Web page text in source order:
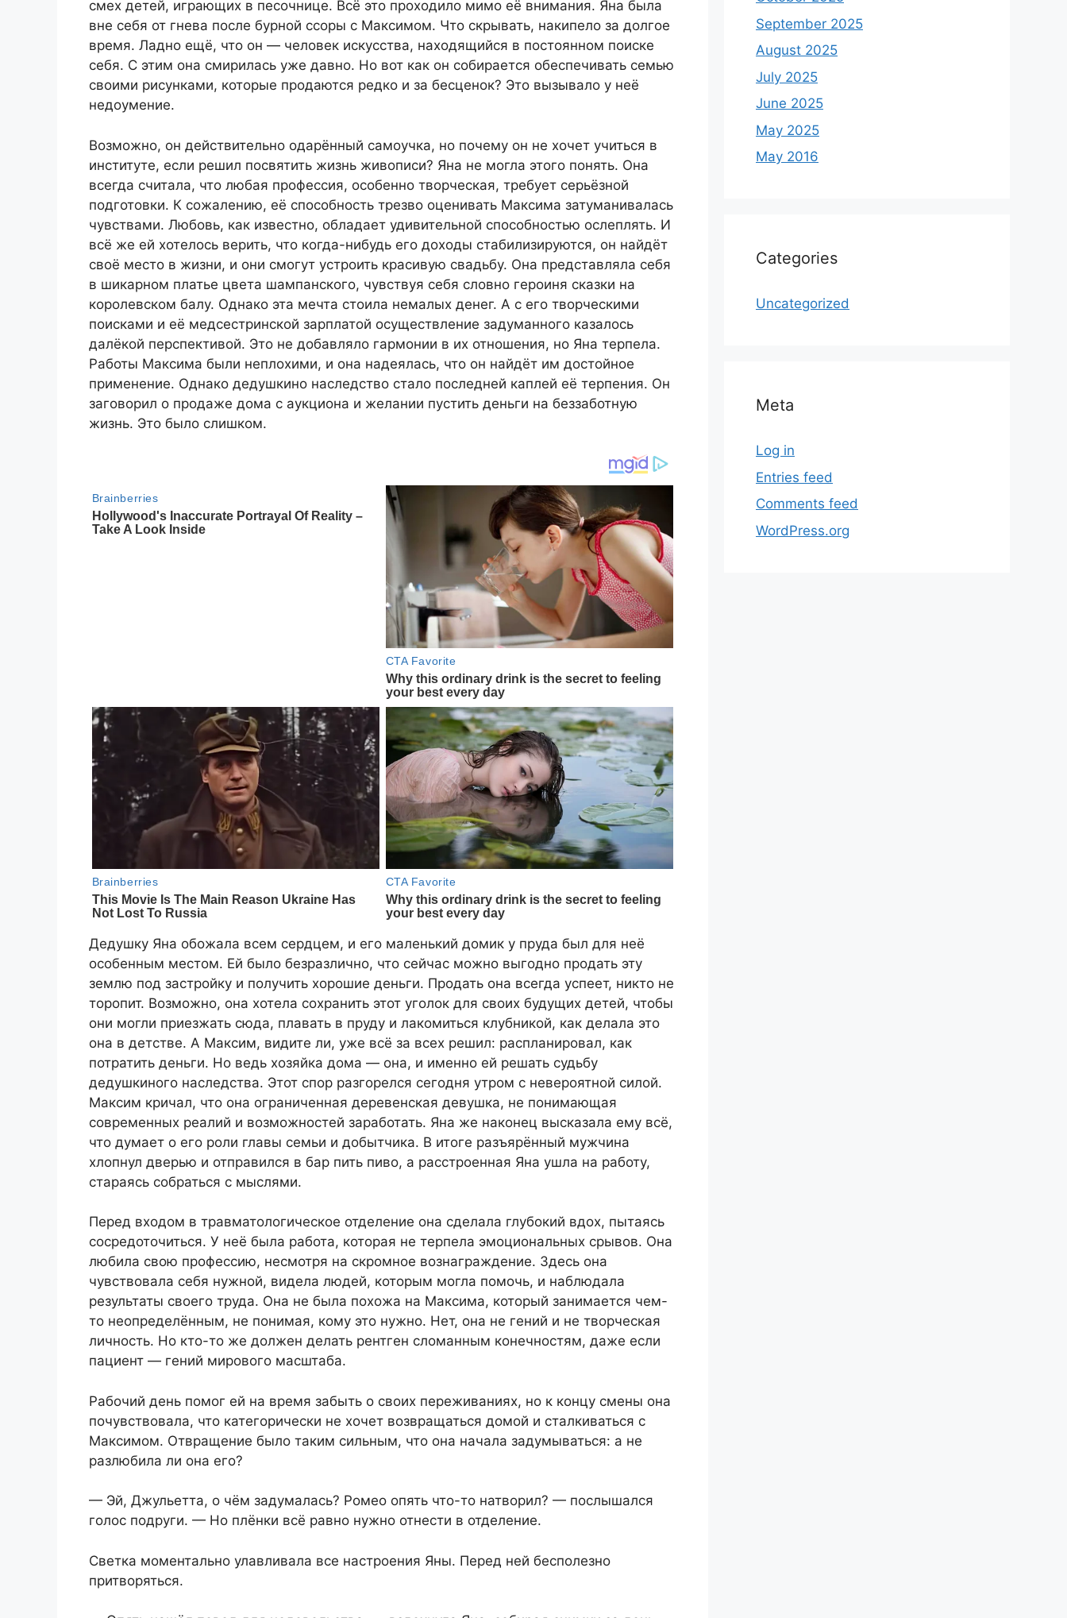
смех детей, играющих в песочнице. Всё это проходило мимо её внимания. Яна была
вне себя от гнева после бурной ссоры с Максимом. Что скрывать, накипело за долгое
время. Ладно ещё, что он — человек искусства, находящийся в постоянном поиске
себя. С этим она смирилась уже давно. Но вот как он собирается обеспечивать семью
своими рисунками, которые продаются редко и за бесценок? Это вызывало у неё
недоумение.
Возможно, он действительно одарённый самоучка, но почему он не хочет учиться в
институте, если решил посвятить жизнь живописи? Яна не могла этого понять. Она
всегда считала, что любая профессия, особенно творческая, требует серьёзной
подготовки. К сожалению, её способность трезво оценивать Максима затуманивалась
чувствами. Любовь, как известно, обладает удивительной способностью ослеплять. И
всё же ей хотелось верить, что когда-нибудь его доходы стабилизируются, он найдёт
своё место в жизни, и они смогут устроить красивую свадьбу. Она представляла себя
в шикарном платье цвета шампанского, чувствуя себя словно героиня сказки на
королевском балу. Однако эта мечта стоила немалых денег. А с его творческими
поисками и её медсестринской зарплатой осуществление задуманного казалось
далёкой перспективой. Это не добавляло гармонии в их отношения, но Яна терпела.
Работы Максима были неплохими, и она надеялась, что он найдёт им достойное
применение. Однако дедушкино наследство стало последней каплей её терпения. Он
заговорил о продаже дома с аукциона и желании пустить деньги на беззаботную
жизнь. Это было слишком.
Дедушку Яна обожала всем сердцем, и его маленький домик у пруда был для неё
особенным местом. Ей было безразлично, что сейчас можно выгодно продать эту
землю под застройку и получить хорошие деньги. Продать она всегда успеет, никто не
торопит. Возможно, она хотела сохранить этот уголок для своих будущих детей, чтобы
они могли приезжать сюда, плавать в пруду и лакомиться клубникой, как делала это
она в детстве. А Максим, видите ли, уже всё за всех решил: распланировал, как
потратить деньги. Но ведь хозяйка дома — она, и именно ей решать судьбу
дедушкиного наследства. Этот спор разгорелся сегодня утром с невероятной силой.
Максим кричал, что она ограниченная деревенская девушка, не понимающая
современных реалий и возможностей заработать. Яна же наконец высказала ему всё,
что думает о его роли главы семьи и добытчика. В итоге разъярённый мужчина
хлопнул дверью и отправился в бар пить пиво, а расстроенная Яна ушла на работу,
стараясь собраться с мыслями.
Перед входом в травматологическое отделение она сделала глубокий вдох, пытаясь
сосредоточиться. У неё была работа, которая не терпела эмоциональных срывов. Она
любила свою профессию, несмотря на скромное вознаграждение. Здесь она
чувствовала себя нужной, видела людей, которым могла помочь, и наблюдала
результаты своего труда. Она не была похожа на Максима, который занимается чем-
то неопределённым, не понимая, кому это нужно. Нет, она не гений и не творческая
личность. Но кто-то же должен делать рентген сломанным конечностям, даже если
пациент — гений мирового масштаба.
Рабочий день помог ей на время забыть о своих переживаниях, но к концу смены она
почувствовала, что категорически не хочет возвращаться домой и сталкиваться с
Максимом. Отвращение было таким сильным, что она начала задумываться: а не
разлюбила ли она его?
— Эй, Джульетта, о чём задумалась? Ромео опять что-то натворил? — послышался
голос подруги. — Но плёнки всё равно нужно отнести в отделение.
Светка моментально улавливала все настроения Яны. Перед ней бесполезно
притворяться.
September 2025
August 2025
July 2025
June 2025
May 2025
May 2016
Categories
Uncategorized
Meta
Log in
Entries feed
Comments feed
WordPress.org